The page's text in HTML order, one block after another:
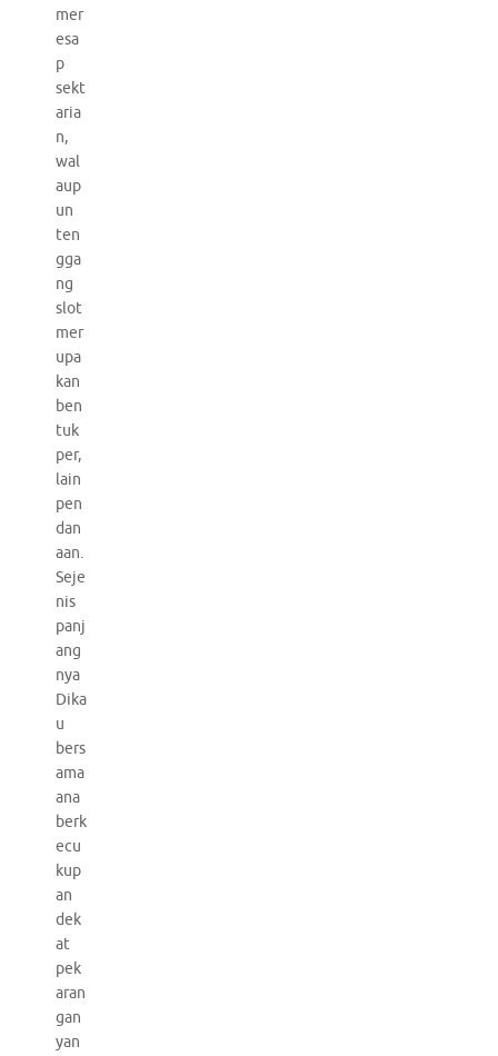
mer
esa
p
sekt
aria
n,
wal
aup
un
ten
gga
ng
slot
mer
upa
kan
ben
tuk
per,
lain
pen
dan
aan.
Seje
nis
panj
ang
nya
Dika
u
bers
ama
ana
berk
ecu
kup
an
dek
at
pek
aran
gan
yan